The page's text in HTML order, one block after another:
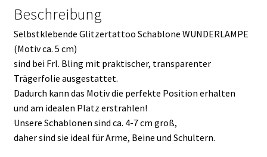
Beschreibung
Selbstklebende Glitzertattoo Schablone WUNDERLAMPE
(Motiv ca. 5 cm)
sind bei Frl. Bling mit praktischer, transparenter
Trägerfolie ausgestattet.
Dadurch kann das Motiv die perfekte Position erhalten
und am idealen Platz erstrahlen!
Unsere Schablonen sind ca. 4-7 cm groß,
daher sind sie ideal für Arme, Beine und Schultern.